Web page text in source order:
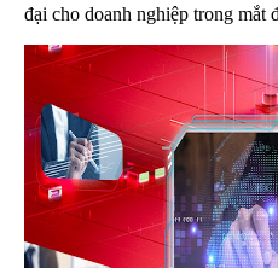
đại cho doanh nghiệp trong mắt